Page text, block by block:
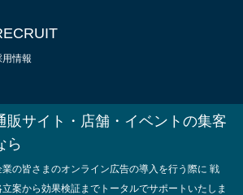
用情報
販サイト・店舗・イベントの集客
ら
業の皆さまのオンライン広告の導入を行う際に 戦
立案から効果検証までトータルでサポートいたしま